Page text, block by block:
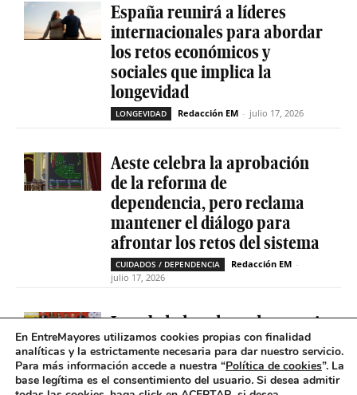
España reunirá a líderes
internacionales para abordar
los retos económicos y
sociales que implica la
longevidad
LONGEVIDAD Redacción EM - julio 17, 2026
Aeste celebra la aprobación
de la reforma de
dependencia, pero reclama
mantener el diálogo para
afrontar los retos del sistema
CUIDADOS / DEPENDENCIA Redacción EM -
julio 17, 2026
La soledad no deseada es casi
cinco veces superior entre
personas que tienen
problemas de salud mental
En EntreMayores utilizamos cookies propias con finalidad
analíticas y la estrictamente necesaria para dar nuestro servicio.
Para más información accede a nuestra “Política de cookies”. La
base legítima es el consentimiento del usuario. Si desea admitir